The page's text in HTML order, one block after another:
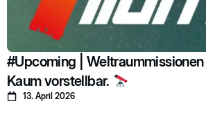
#Upcoming |
Kaum vorstellbar.
13. April 2026